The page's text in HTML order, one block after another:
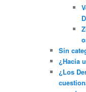
Sin
¿Hacia
¿Los